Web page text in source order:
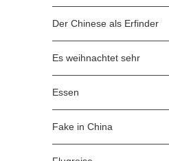
Der Chinese als Erfinder
Es weihnachtet sehr
Essen
Fake in China